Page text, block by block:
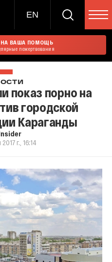
EN
ВАША ПОМОЩЬ
пожертвования
показ порно на
городской
Караганды
г., 16:14